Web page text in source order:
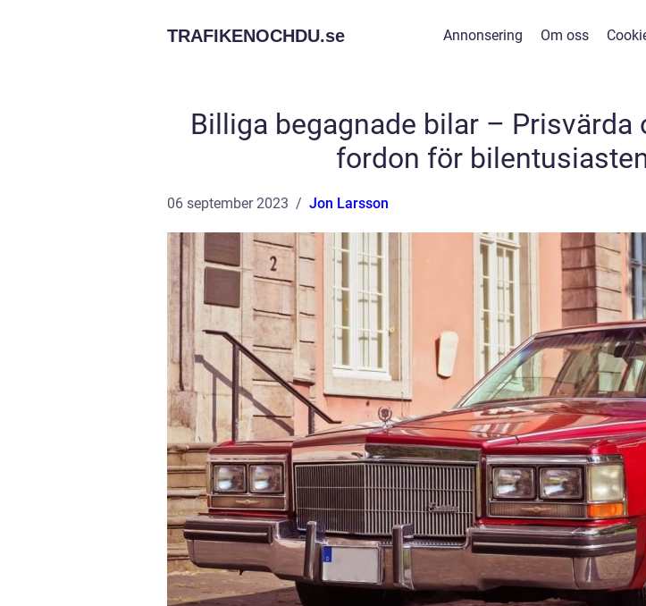
TRAFIKENOCHDU.se Annonsering Om oss
Billiga begagnade bilar – Prisvärda
fordon för
06 september 2023 Jon Larsson